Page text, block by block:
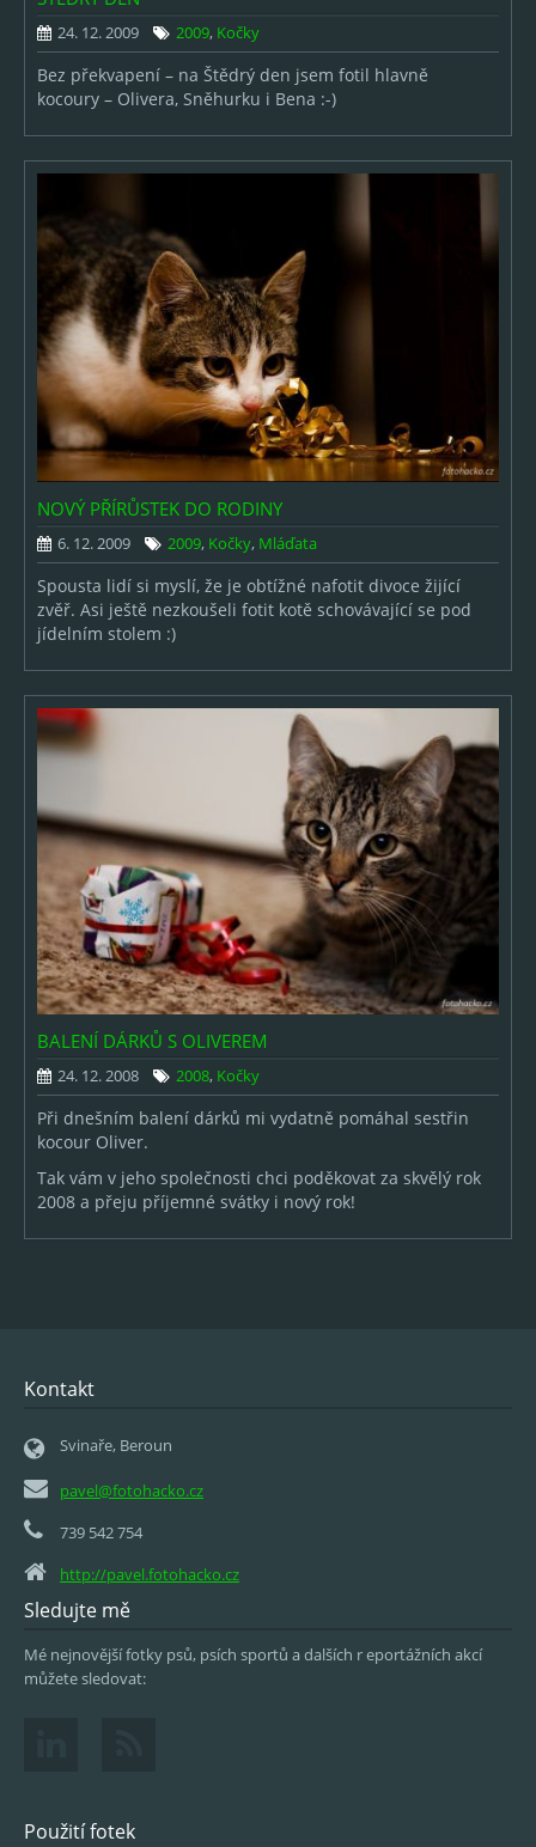
24. 12. 2009 2009, Kočky
Bez překvapení – na Štědrý den jsem fotil hlavně
kocoury – Olivera, Sněhurku i Bena :-)
NOVÝ PŘÍRŮSTEK DO RODINY
6. 12. 2009 2009, Kočky, Mláďata
Spousta lidí si myslí, že je obtížné nafotit divoce žijící
zvěř. Asi ještě nezkoušeli fotit kotě schovávající se pod
jídelním stolem :)
BALENÍ DÁRKŮ S OLIVEREM
24. 12. 2008 2008, Kočky
Při dnešním balení dárků mi vydatně pomáhal sestřin
kocour Oliver.
Tak vám v jeho společnosti chci poděkovat za skvělý rok
2008 a přeju příjemné svátky i nový rok!
Kontakt
Svinaře, Beroun
pavel@fotohacko.cz
739 542 754
http://pavel.fotohacko.cz
Sledujte mě
Mé nejnovější fotky psů, psích sportů a dalších r eportážních akcí
můžete sledovat:
Použití fotek